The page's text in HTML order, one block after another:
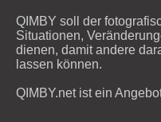
QIMBY soll der
Situationen,
dienen, damit andere
lassen können.
QIMBY.net ist ein